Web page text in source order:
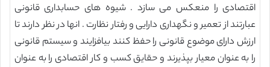
اقتصادی را منعکس می سازد . شیوه های حسابداری قانونی
عبارتند از تعمیر و نگهداری دارایی و رفتار نظارت . انها در نظر دارند تا
ارزش دارای موضوع قانونی را حفظ کنند بیافزایند و سیستم قانونی
را به عنوان معیار بپذیرند و حقایق کسب و کار اقتصادی را به عنوان